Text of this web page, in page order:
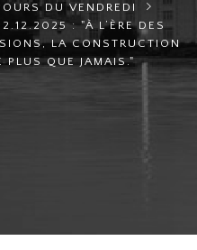
DU VENDREDI
: "À L’ÈRE DES
LA CONSTRUCTION
PLUS QUE JAMAIS."